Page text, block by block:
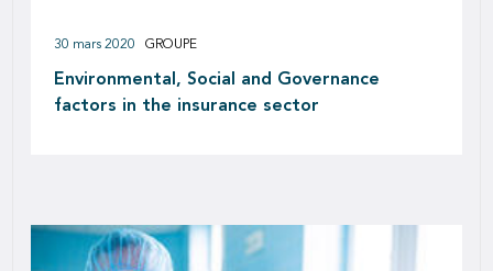
Environmental, Social and Governance
factors in the insurance sector
30 mars 2020 GROUPE